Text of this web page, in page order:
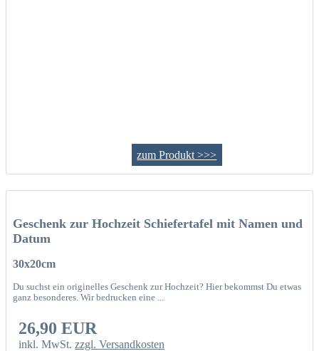
zum Produkt >>>
Geschenk zur Hochzeit Schiefertafel mit Namen und
Datum
30x20cm
Du suchst ein originelles Geschenk zur Hochzeit? Hier bekommst Du etwas
ganz besonderes. Wir bedrucken eine ...
26,90 EUR
inkl. MwSt.zzgl. Versandkosten